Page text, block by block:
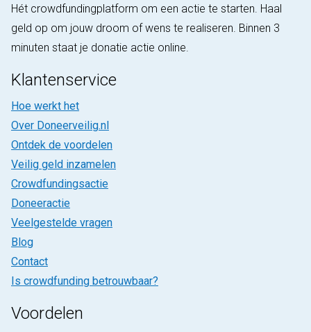
Hét crowdfundingplatform om een actie te starten. Haal
geld op om jouw droom of wens te realiseren. Binnen 3
minuten staat je donatie actie online.
Klantenservice
Hoe werkt het
Over Doneerveilig.nl
Ontdek de voordelen
Veilig geld inzamelen
Crowdfundingsactie
Doneeractie
Veelgestelde vragen
Blog
Contact
Is crowdfunding betrouwbaar?
Voordelen